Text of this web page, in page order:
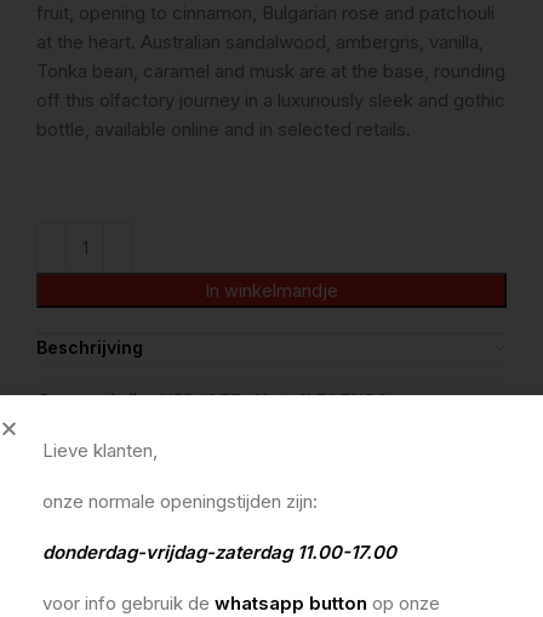
fruit, opening to cinnamon, Bulgarian rose and patchouli
at the heart. Australian sandalwood, ambergris, vanilla,
Tonka bean, caramel and musk are at the base, rounding
off this olfactory journey in a luxuriously sleek and gothic
bottle, available online and in selected retails.
In winkelmandje
Beschrijving
Categorieën: XERJOFF, Xerjoff BLENDS
Tags: bergamot uit Calabrië
Andere suggesties…
Lieve klanten,
onze normale openingstijden zijn:
donderdag-vrijdag-zaterdag 11.00-17.00
voor info gebruik de whatsapp button op onze